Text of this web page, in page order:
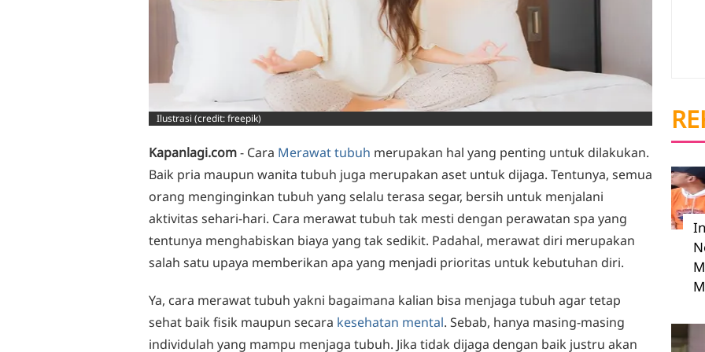
Ilustrasi (credit: freepik)
Kapanlagi.com- Cara Merawat tubuh merupakan hal yang penting untuk dilakukan.
Baik pria maupun wanita tubuh juga merupakan aset untuk dijaga. Tentunya, semua
orang menginginkan tubuh yang selalu terasa segar, bersih untuk menjalani
aktivitas sehari-hari. Cara merawat tubuh tak mesti dengan perawatan spa yang
tentunya menghabiskan biaya yang tak sedikit. Padahal, merawat diri merupakan
salah satu upaya memberikan apa yang menjadi prioritas untuk kebutuhan diri.
Ya, cara merawat tubuh yakni bagaimana kalian bisa menjaga tubuh agar tetap
sehat baik fisik maupun secara kesehatan mental. Sebab, hanya masing-masing
individulah yang mampu menjaga tubuh. Jika tidak dijaga dengan baik justru akan